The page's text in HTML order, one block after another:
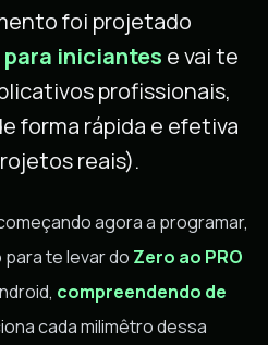
foi projetado
iniciantes e vai te
profissionais,
forma rápida e efetiva
reais).
agora a programar,
te levar do Zero ao PRO
compreendendo de
cada milimêtro dessa